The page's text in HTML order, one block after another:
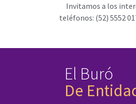
Invitamos a los
teléfonos: (52) 5552
El Buró
De